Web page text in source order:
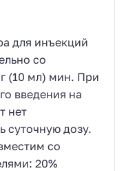
для инъекций
со
(10 мл) мин. При
введения на
нет
суточную дозу.
со
20%